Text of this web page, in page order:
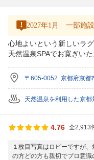
2027年1月 一部施
心地よいという新しいラ
天然温泉SPAでお寛ぎいた
〒605-0052 京都府京都
天然温泉を利用した京
4.76 全2,913
１枚目写真はロビーですが
の方どの方も親切でプロ意